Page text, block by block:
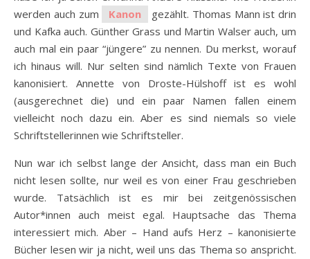
werden auch zum
Kanon
gezählt. Thomas Mann ist drin
und Kafka auch. Günther Grass und Martin Walser auch, um
auch mal ein paar “jüngere” zu nennen. Du merkst, worauf
ich hinaus will. Nur selten sind nämlich Texte von Frauen
kanonisiert. Annette von Droste-Hülshoff ist es wohl
(ausgerechnet die) und ein paar Namen fallen einem
vielleicht noch dazu ein. Aber es sind niemals so viele
Schriftstellerinnen wie Schriftsteller.
Nun war ich selbst lange der Ansicht, dass man ein Buch
nicht lesen sollte, nur weil es von einer Frau geschrieben
wurde. Tatsächlich ist es mir bei zeitgenössischen
Autor*innen auch meist egal. Hauptsache das Thema
interessiert mich. Aber – Hand aufs Herz – kanonisierte
Bücher lesen wir ja nicht, weil uns das Thema so anspricht.